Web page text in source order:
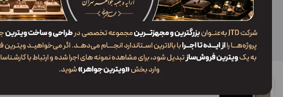
آرایه و جعبه جواهر تهران / جعبه جواهر صادراتی
جعبه جواهر صادراتی